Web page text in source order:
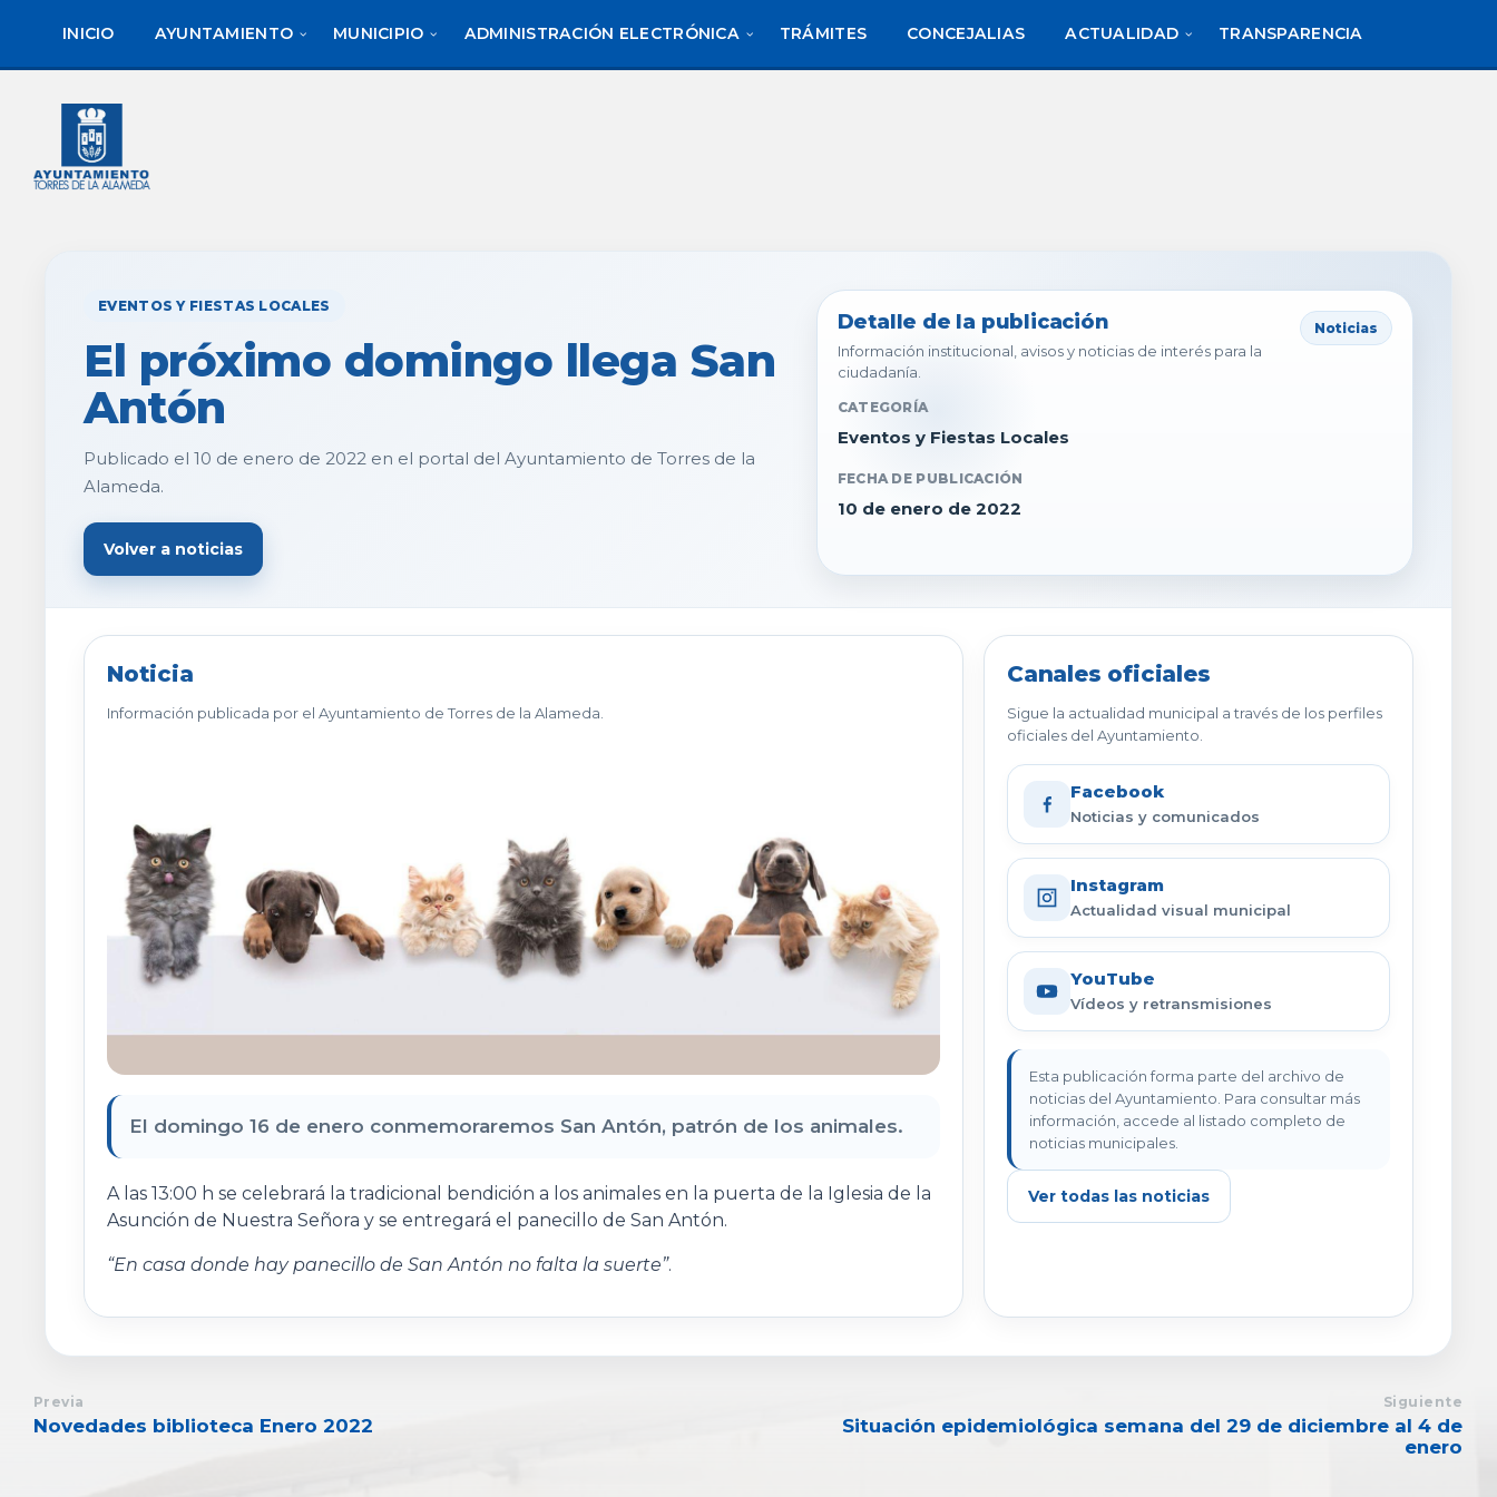
contenido
de
INICIO AYUNTAMIENTO MUNICIPIO ADMINISTRACIÓN ELECTRÓNICA TRÁMITES CONCEJALIAS ACTUALIDAD TRANSPARENCIA
EVENTOS Y FIESTAS LOCALES
El próximo domingo llega San
Antón
Publicado el 10 de enero de 2022 en el portal del Ayuntamiento de Torres de la
Alameda.
Volver a noticias
Detalle de la publicación
Información institucional, avisos y noticias de interés para la
ciudadanía.
Noticias
CATEGORÍA
Eventos y Fiestas Locales
FECHA DE PUBLICACIÓN
10 de enero de 2022
Noticia
Información publicada por el Ayuntamiento de Torres de la Alameda.
El domingo 16 de enero conmemoraremos San Antón, patrón de los animales.
A las 13:00 h se celebrará la tradicional bendición a los animales en la puerta de la Iglesia de la
Asunción de Nuestra Señora y se entregará el panecillo de San Antón.
“En casa donde hay panecillo de San Antón no falta la suerte”.
Canales oficiales
Sigue la actualidad municipal a través de los perfiles
oficiales del Ayuntamiento.
Facebook
Noticias y comunicados
Instagram
Actualidad visual municipal
YouTube
Vídeos y retransmisiones
Esta publicación forma parte del archivo de
noticias del Ayuntamiento. Para consultar más
información, accede al listado completo de
noticias municipales.
Ver todas las noticias
Previa
Novedades biblioteca Enero 2022
Siguiente
Situación epidemiológica semana del 29 de diciembre al 4 de
enero